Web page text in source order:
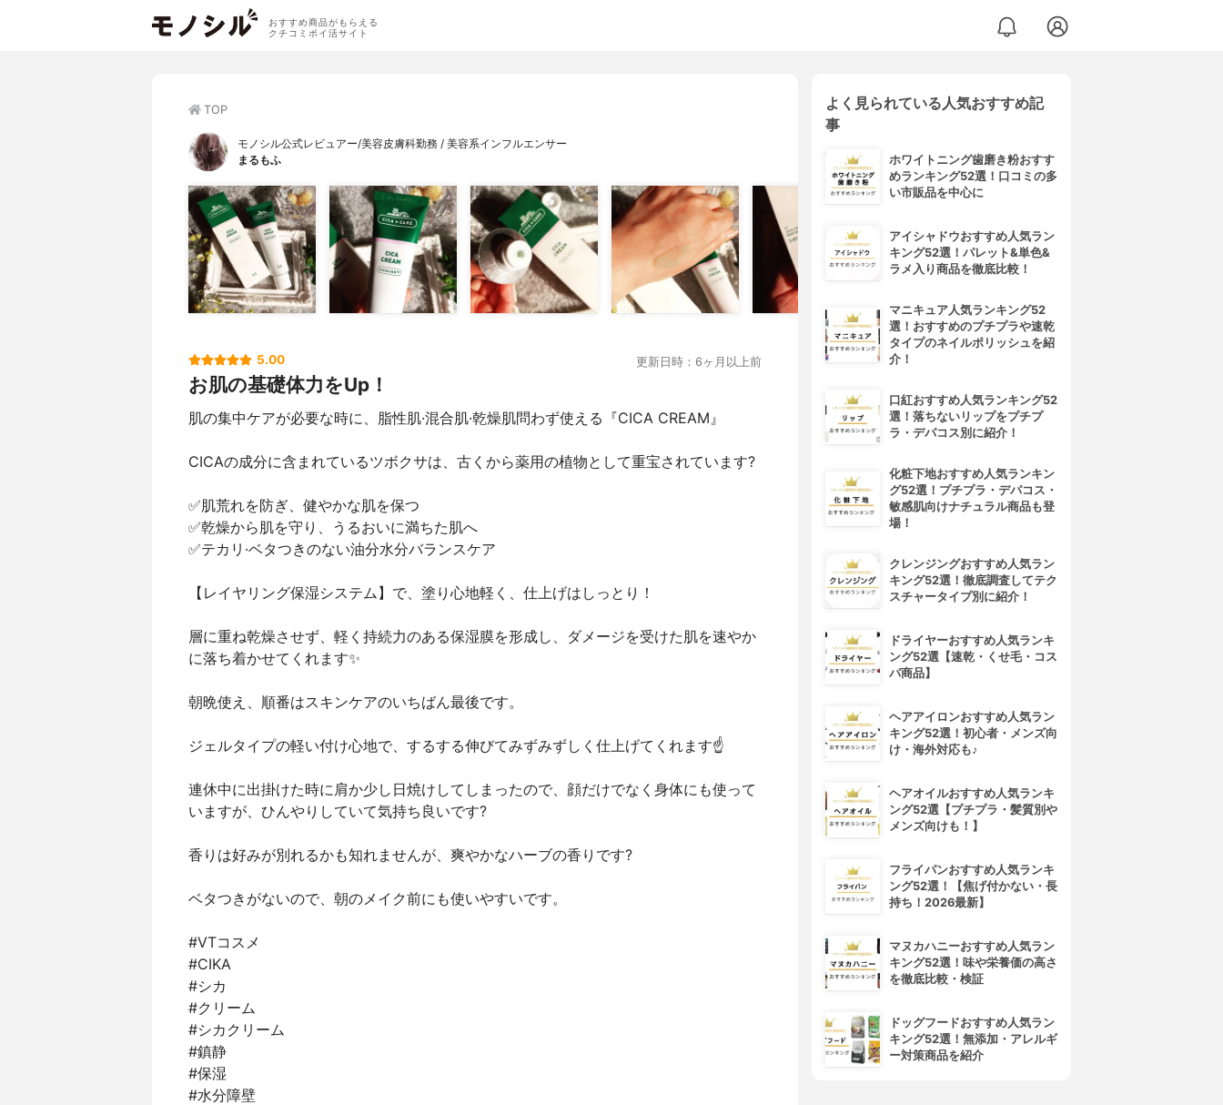
おすすめ商品がもらえる
クチコミポイ活サイト
TOP
モノシル公式レビュアー/美容皮膚科勤務 / 美容系インフルエンサー
まるもふ
5.00 更新日時：6ヶ月以上前
お肌の基礎体力をUp！
肌の集中ケアが必要な時に、脂性肌·混合肌·乾燥肌問わず使える『CICA CREAM』
CICAの成分に含まれているツボクサは、古くから薬用の植物として重宝されています?
︎︎︎︎✅肌荒れを防ぎ、健やかな肌を保つ
︎︎︎︎✅乾燥から肌を守り、うるおいに満ちた肌へ
︎︎︎︎✅テカリ·ベタつきのない油分水分バランスケア
【レイヤリング保湿システム】で、塗り心地軽く、仕上げはしっとり！
層に重ね乾燥させず、軽く持続力のある保湿膜を形成し、ダメージを受けた肌を速やか
に落ち着かせてくれます✨
朝晩使え、順番はスキンケアのいちばん最後です。
ジェルタイプの軽い付け心地で、するする伸びてみずみずしく仕上げてくれます☝️
連休中に出掛けた時に肩か少し日焼けしてしまったので、顔だけでなく身体にも使って
いますが、ひんやりしていて気持ち良いです?
香りは好みが別れるかも知れませんが、爽やかなハーブの香りです?
ベタつきがないので、朝のメイク前にも使いやすいです。
#VTコスメ
#CIKA
#シカ
#クリーム
#シカクリーム
#鎮静
#保湿
#水分障壁
よく見られている人気おすすめ記
事
ホワイトニング歯磨き粉おすす
めランキング52選！口コミの多
い市販品を中心に
アイシャドウおすすめ人気ラン
キング52選！パレット&単色&
ラメ入り商品を徹底比較！
マニキュア人気ランキング52
選！おすすめのプチプラや速乾
タイプのネイルポリッシュを紹
介！
口紅おすすめ人気ランキング52
選！落ちないリップをプチプ
ラ・デパコス別に紹介！
化粧下地おすすめ人気ランキン
グ52選！プチプラ・デパコス・
敏感肌向けナチュラル商品も登
場！
クレンジングおすすめ人気ラン
キング52選！徹底調査してテク
スチャータイプ別に紹介！
ドライヤーおすすめ人気ランキ
ング52選【速乾・くせ毛・コス
パ商品】
ヘアアイロンおすすめ人気ラン
キング52選！初心者・メンズ向
け・海外対応も♪
ヘアオイルおすすめ人気ランキ
ング52選【プチプラ・髪質別や
メンズ向けも！】
フライパンおすすめ人気ランキ
ング52選！【焦げ付かない・長
持ち！2026最新】
マヌカハニーおすすめ人気ラン
キング52選！味や栄養価の高さ
を徹底比較・検証
ドッグフードおすすめ人気ラン
キング52選！無添加・アレルギ
ー対策商品を紹介